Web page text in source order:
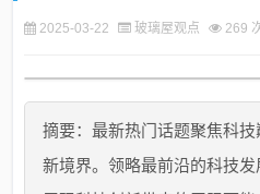
2025-03-22 玻璃屋观点 269
摘要：最新热门话题聚焦科
新境界。领略最前沿的科技发